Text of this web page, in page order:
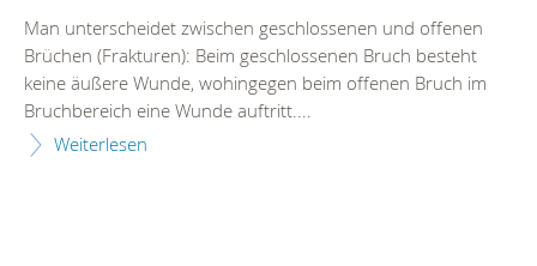
Man unterscheidet zwischen geschlossenen und offenen
Brüchen (Frakturen): Beim geschlossenen Bruch besteht
keine äußere Wunde, wohingegen beim offenen Bruch im
Bruchbereich eine Wunde auftritt....
Weiterlesen